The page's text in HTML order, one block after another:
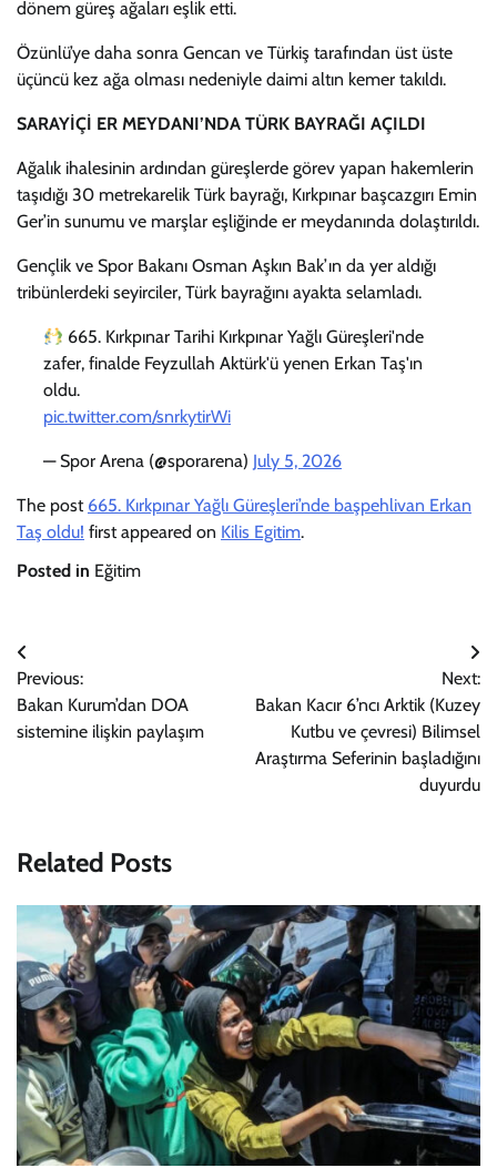
dönem güreş ağaları eşlik etti.
Özünlü’ye daha sonra Gencan ve Türkiş tarafından üst üste
üçüncü kez ağa olması nedeniyle daimi altın kemer takıldı.
SARAYİÇİ ER MEYDANI’NDA TÜRK BAYRAĞI AÇILDI
Ağalık ihalesinin ardından güreşlerde görev yapan hakemlerin
taşıdığı 30 metrekarelik Türk bayrağı, Kırkpınar başcazgırı Emin
Ger’in sunumu ve marşlar eşliğinde er meydanında dolaştırıldı.
Gençlik ve Spor Bakanı Osman Aşkın Bak’ın da yer aldığı
tribünlerdeki seyirciler, Türk bayrağını ayakta selamladı.
665. Kırkpınar Tarihi Kırkpınar Yağlı Güreşleri'nde
zafer, finalde Feyzullah Aktürk'ü yenen Erkan Taş'ın
oldu.
pic.twitter.com/snrkytirWi
— Spor Arena (@sporarena) July 5, 2026
The post 665. Kırkpınar Yağlı Güreşleri’nde başpehlivan Erkan
Taş oldu! first appeared on Kilis Egitim.
Posted in Eğitim
Yazı
gezinmesi
Previous:
Bakan Kurum’dan DOA
sistemine ilişkin paylaşım
Next:
Bakan Kacır 6’ncı Arktik (Kuzey
Kutbu ve çevresi) Bilimsel
Araştırma Seferinin başladığını
duyurdu
Related Posts